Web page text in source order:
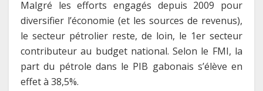
Malgré les efforts engagés depuis 2009 pour
diversifier l’économie (et les sources de revenus),
le secteur pétrolier reste, de loin, le 1er secteur
contributeur au budget national. Selon le FMI, la
part du pétrole dans le PIB gabonais s’élève en
effet à 38,5%.